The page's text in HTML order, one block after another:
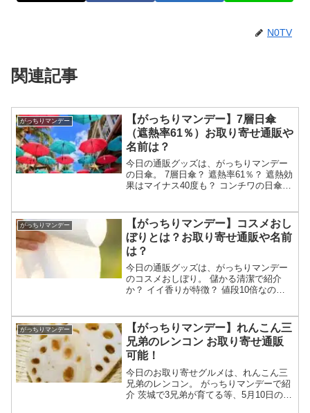
N0TV
関連記事
がっちりマンデー
【がっちりマンデー】7層日傘
（遮熱率61％）お取り寄せ通販や
名前は？
今日の通販グッズは、がっちりマンデー
の日傘。 7層日傘？ 遮熱率61％？ 遮熱効
果はマイナス40度も？ コンチワの日傘？
ついて調べます。（放送前は予想・画像
はイ...
がっちりマンデー
【がっちりマンデー】コスメおし
ぼりとは？お取り寄せ通販や名前
は？
今日の通販グッズは、がっちりマンデー
のコスメおしぼり。 儲かる清潔で紹介
か？ イイ香りが特徴？ 値段10倍なのに
ンデーで「コスメおしぼり」として紹介
されそう商...
がっちりマンデー
【がっちりマンデー】れんこん三
兄弟のレンコン お取り寄せ通販
可能！
今日のお取り寄せグルメは、れんこん三
兄弟のレンコン。 がっちりマンデーで紹
介 茨城で3兄弟が育てる等、5月10日のが